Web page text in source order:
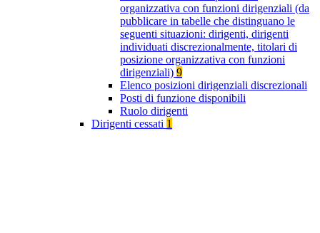
organizzativa con funzioni dirigenziali (da
pubblicare in tabelle che distinguano le
seguenti situazioni: dirigenti, dirigenti
individuati discrezionalmente, titolari di
posizione organizzativa con funzioni
dirigenziali) 9
Elenco posizioni dirigenziali discrezionali
Posti di funzione disponibili
Ruolo dirigenti
Dirigenti cessati 1